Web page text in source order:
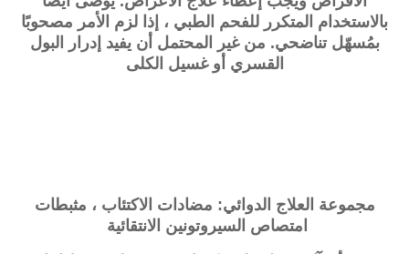
بالاستخدام المتكرر للفحم الطبي ، إذا لزم الأمر مصحوبًا
بمُسهّل تناضحي. من غير المحتمل أن يفيد إدرار البول
القسري أو غسيل الكلى
مجموعة العلاج الدوائي: مضادات الاكتئاب ، مثبطات
امتصاص السيروتونين الانتقائية